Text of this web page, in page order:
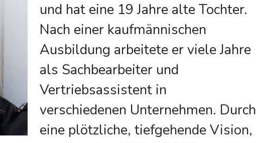
und hat eine 19 Jahre alte Tochter.
Nach einer kaufmännischen
Ausbildung arbeitete er viele Jahre
als Sachbearbeiter und
Vertriebsassistent in
verschiedenen Unternehmen. Durch
eine plötzliche, tiefgehende Vision,